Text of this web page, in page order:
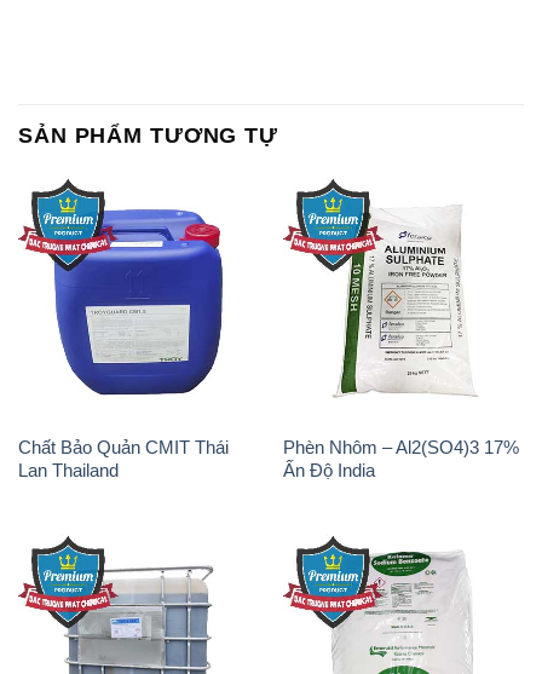
SẢN PHẨM TƯƠNG TỰ
Chất Bảo Quản CMIT Thái
Lan Thailand
Phèn Nhôm – Al2(SO4)3 17%
Ấn Độ India